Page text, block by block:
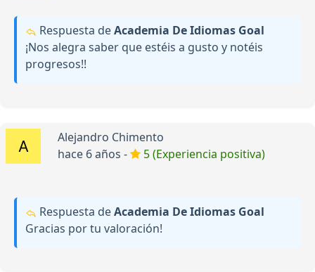
Respuesta deAcademia De Idiomas Goal
¡Nos alegra saber que estéis a gusto y notéis
progresos!!
Alejandro Chimento
hace 6 años -
5 (Experiencia positiva)
Respuesta deAcademia De Idiomas Goal
Gracias por tu valoración!